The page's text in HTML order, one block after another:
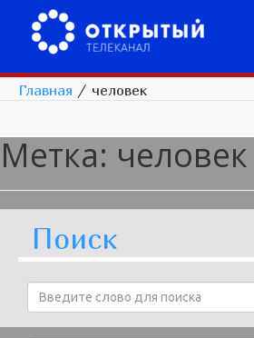
Главная / человек
Метка: человек
Поиск